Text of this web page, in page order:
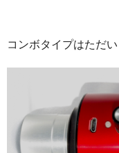
コンボタイプはただ